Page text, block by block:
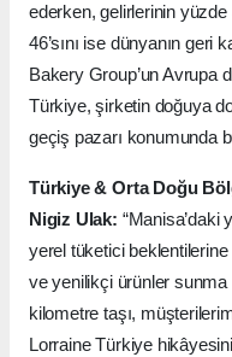
ederken, gelirlerinin yüzde
46’sını ise dünyanın geri
Bakery Group’un Avrupa
Türkiye, şirketin doğuya
geçiş pazarı konumunda
Türkiye & Orta Doğu
Nigiz Ulak: “Manisa’daki
yerel tüketici
ve yenilikçi ürünler sunma
kilometre taşı,
Lorraine Türkiye hikâyesini